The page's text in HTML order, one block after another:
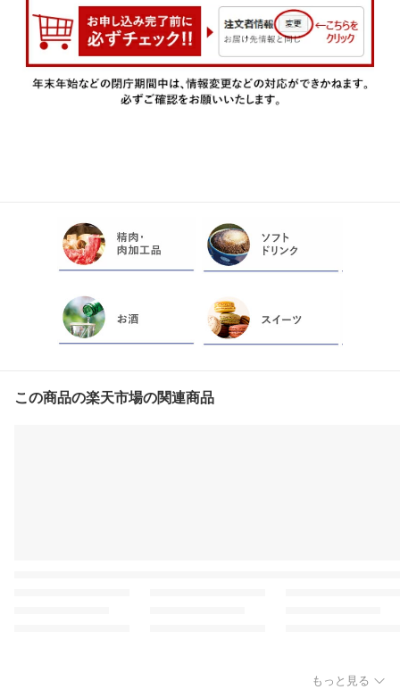
この商品の楽天市場の関連商品
もっと見る